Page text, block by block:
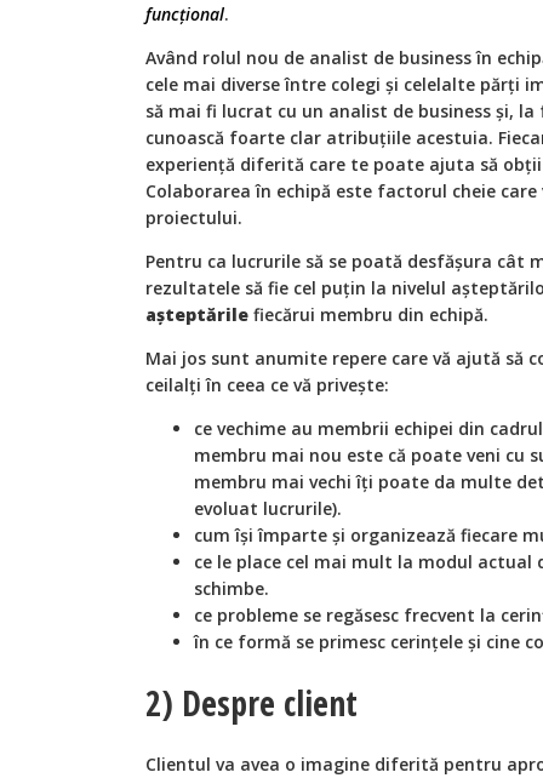
funcțional.
Având rolul nou de analist de business în
cele mai diverse între colegi și celelalte părți
să mai fi lucrat cu un analist de business și, la
cunoască foarte clar atribuțiile acestuia.
experiență diferită care te poate ajuta să
Colaborarea în echipă este factorul cheie
proiectului.
Pentru ca lucrurile să se poată desfășura cât
rezultatele să fie cel puțin la nivelul
așteptările fiecărui membru din echipă.
Mai jos sunt anumite repere care vă ajută să
ceilalți în ceea ce vă privește:
ce vechime au membrii echipei din
membru mai nou este că poate veni cu
membru mai vechi îți poate da multe
evoluat lucrurile).
cum își împarte și organizează fiecare
ce le place cel mai mult la modul actual
schimbe.
ce probleme se regăsesc frecvent la
în ce formă se primesc cerințele și cine
2) Despre client
Clientul va avea o imagine diferită pentru